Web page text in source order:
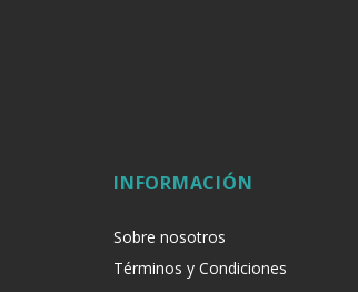
INFORMACIÓN
Sobre nosotros
Términos y Condiciones